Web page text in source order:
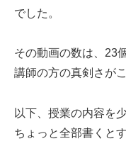
でした。
その動画の数は、23
講師の方の真剣さが
以下、授業の内容を
ちょっと全部書くと